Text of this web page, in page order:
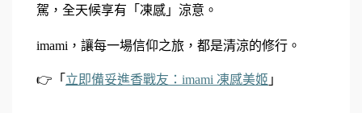
駕，全天候享有「凍感」涼意。
imami，讓每一場信仰之旅，都是清涼的修行。
👉 「 立即備妥進香戰友：imami 凍感美姬 」